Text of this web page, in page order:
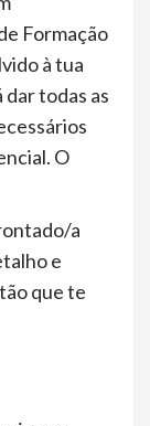
Formação
à tua
todas as
O
a
e
que te